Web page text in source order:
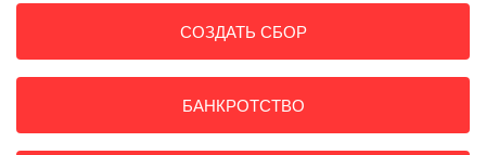
СОЗДАТЬ СБОР
БАНКРОТСТВО